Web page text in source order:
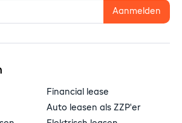
Financial lease
Auto leasen als ZZP'er